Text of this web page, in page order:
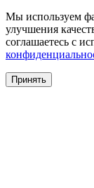
Мы используем
улучшения
соглашаетесь с
Принять